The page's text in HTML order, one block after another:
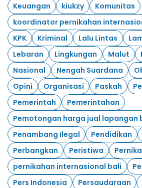
Keuangan
kiukzy
Komunitas
koordinator pernikahan
KPK
Kriminal Lalu Lintas
Lebaran
Lingkungan Malut
Nasional
Nengah Suardana
Opini
Organisasi Paskah
Pemerintah
Pemerintahan
Pemotongan harga jual lapangan
Penambang Ilegal
Pendidikan
Perbangkan
Peristiwa
pernikahan internasional bali
Pers Indonesia
Persaudaraan